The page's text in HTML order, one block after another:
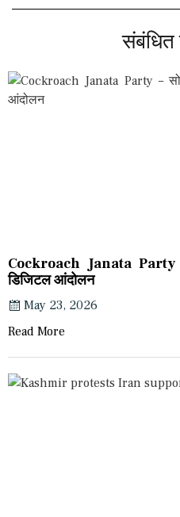
संबंधित
Cockroach Janata Party
डिजिटल आंदोलन
May 23, 2026
Read More